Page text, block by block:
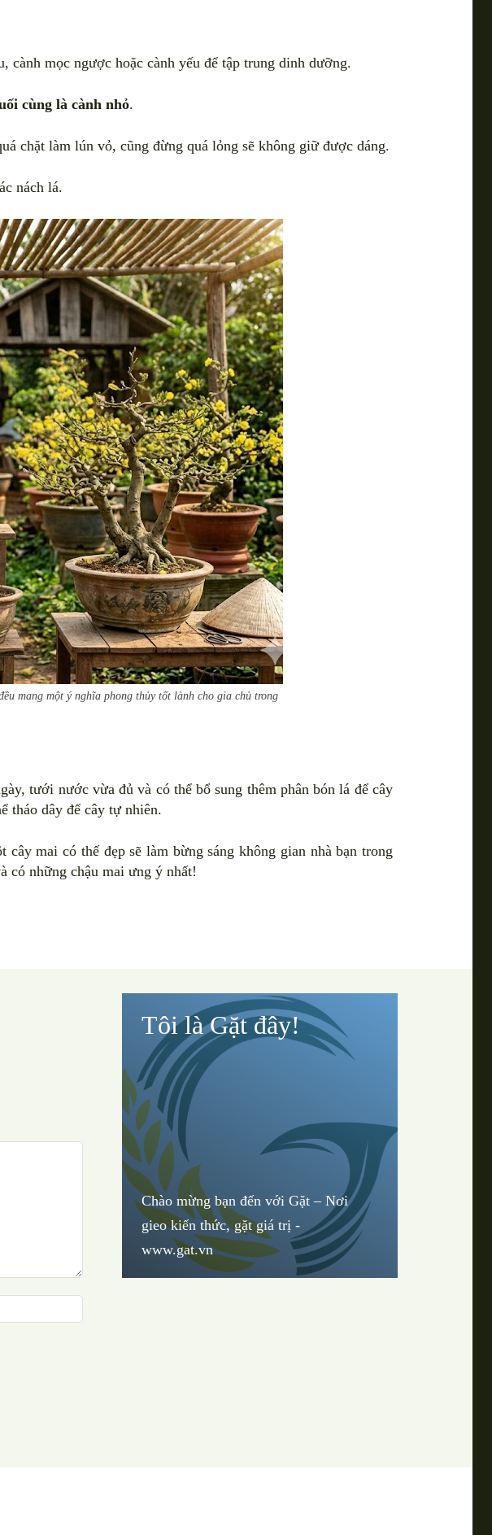
cành mọc ngược hoặc cành yếu để tập trung dinh dưỡng.
cùng là cành nhỏ.
chặt làm lún vỏ, cũng đừng quá lỏng sẽ không giữ được dáng.
nách lá.
mang một ý nghĩa phong thủy tốt lành cho gia chủ trong
tưới nước vừa đủ và có thể bổ sung thêm phân bón lá để cây
tháo dây để cây tự nhiên.
mai có thế đẹp sẽ làm bừng sáng không gian nhà bạn trong
có những chậu mai ưng ý nhất!
Tôi là Gặt đây!
Chào mừng bạn đến với Gặt – Nơi
gieo kiến thức, gặt giá trị -
www.gat.vn